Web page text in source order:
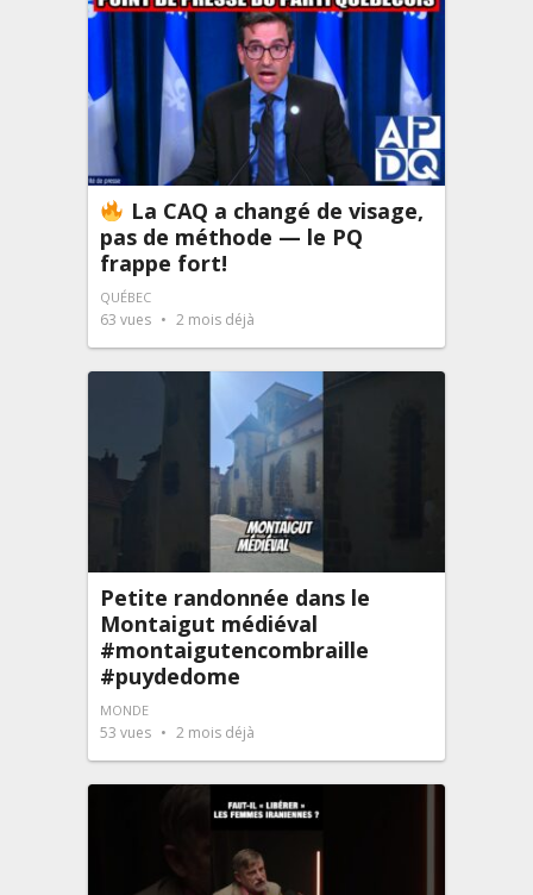
La CAQ a changé de visage,
pas de méthode — le PQ
frappe fort!
QUÉBEC
63 vues 2 mois déjà
Petite randonnée dans le
Montaigut médiéval
#montaigutencombraille
#puydedome
MONDE
53 vues 2 mois déjà